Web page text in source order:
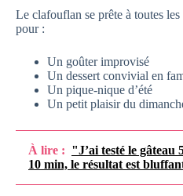
Le clafouflan se prête à toutes
pour :
Un goûter improvisé
Un dessert convivial en
Un pique-nique d’été
Un petit plaisir du
À lire : "J’ai testé le gâteau
10 min, le résultat est